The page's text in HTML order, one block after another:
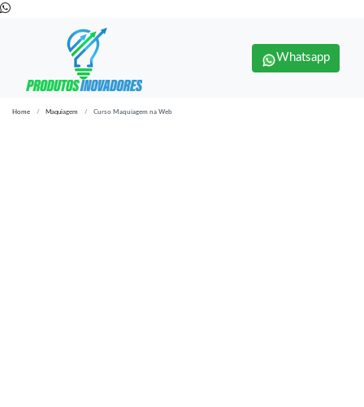
Whatsapp
Home Maquiagem Curso Maquiagem na Web